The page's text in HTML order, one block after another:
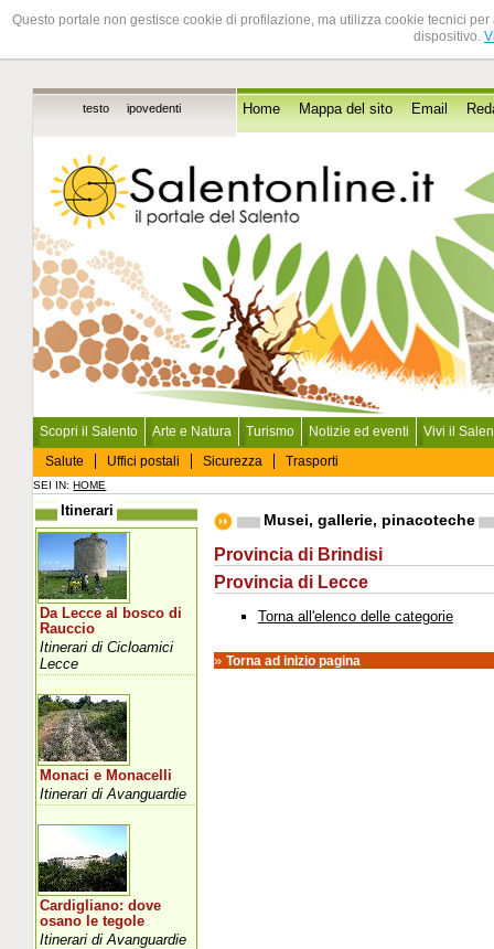
Questo portale non gestisce cookie di profilazione, ma utilizza cookie tecnici
dispositivo.
testo ipovedenti Home Mappa del sito Email
Scopri il Salento Arte e Natura Turismo Notizie ed eventi
Vivi il
Salute
Uffici postali Sicurezza Trasporti
SEI IN:HOME
Musei, gallerie, pinacoteche
Provincia di Brindisi
Provincia di Lecce
Torna all'elenco delle categorie
» Torna ad inizio pagina
Itinerari
Da Lecce al bosco di
Rauccio
Itinerari di Cicloamici
Lecce
Monaci e Monacelli
Itinerari di Avanguardie
Cardigliano: dove
osano le tegole
Itinerari di Avanguardie